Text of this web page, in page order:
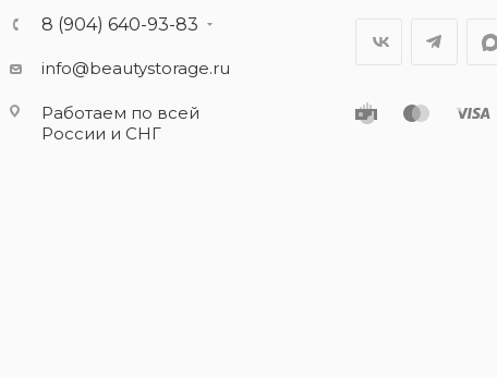
8 (904) 640-93-83
info@beautystorage.ru
Работаем по всей
России и СНГ